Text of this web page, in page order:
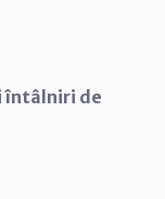
întâlniri de